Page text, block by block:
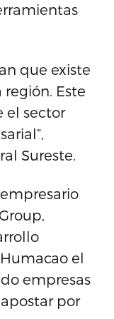
que existe
Este
el sector
Sureste.
el
empresas
por